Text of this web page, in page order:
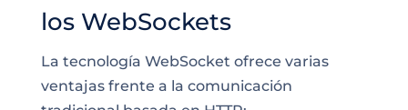
los WebSockets
La tecnología WebSocket ofrece varias
ventajas frente a la comunicación